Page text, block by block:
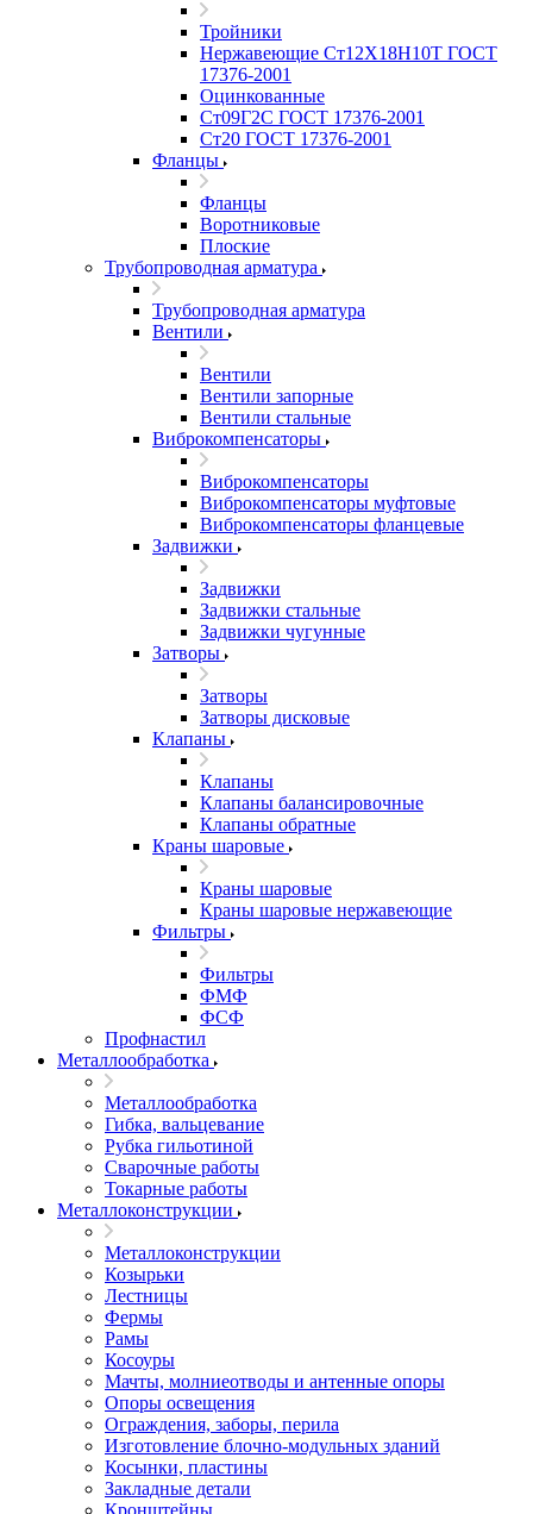
Тройники
Нержавеющие Ст12Х18Н10Т ГОСТ
17376-2001
Оцинкованные
Ст09Г2С ГОСТ 17376-2001
Ст20 ГОСТ 17376-2001
Фланцы
Фланцы
Воротниковые
Плоские
Трубопроводная арматура
Трубопроводная арматура
Вентили
Вентили
Вентили запорные
Вентили стальные
Виброкомпенсаторы
Виброкомпенсаторы
Виброкомпенсаторы муфтовые
Виброкомпенсаторы фланцевые
Задвижки
Задвижки
Задвижки стальные
Задвижки чугунные
Затворы
Затворы
Затворы дисковые
Клапаны
Клапаны
Клапаны балансировочные
Клапаны обратные
Краны шаровые
Краны шаровые
Краны шаровые нержавеющие
Фильтры
Фильтры
ФМФ
ФСФ
Профнастил
Металлообработка
Металлообработка
Гибка, вальцевание
Рубка гильотиной
Сварочные работы
Токарные работы
Металлоконструкции
Металлоконструкции
Козырьки
Лестницы
Фермы
Рамы
Косоуры
Мачты, молниеотводы и антенные опоры
Опоры освещения
Ограждения, заборы, перила
Изготовление блочно-модульных зданий
Косынки, пластины
Закладные детали
Кронштейны